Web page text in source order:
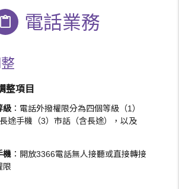
content_paste 電話業務
整項目
級：電話外撥權限分為四個等級（1）
途手機（3）市話（含長途），以及
機：開放3366電話無人接聽或直接轉接
限